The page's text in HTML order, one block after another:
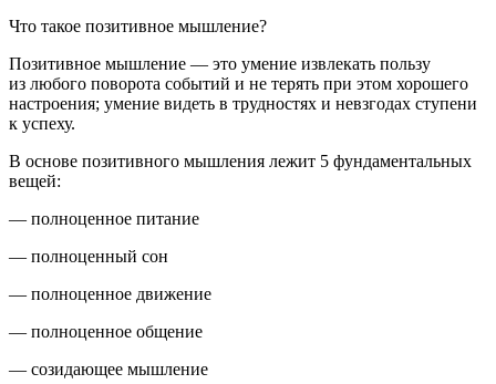
Что такое позитивное мышление?
Позитивное мышление — это умение извлекать пользу
из любого поворота событий и не терять при этом хорошего
настроения; умение видеть в трудностях и невзгодах ступени
к успеху.
В основе позитивного мышления лежит 5 фундаментальных
вещей:
— полноценное питание
— полноценный сон
— полноценное движение
— полноценное общение
— созидающее мышление